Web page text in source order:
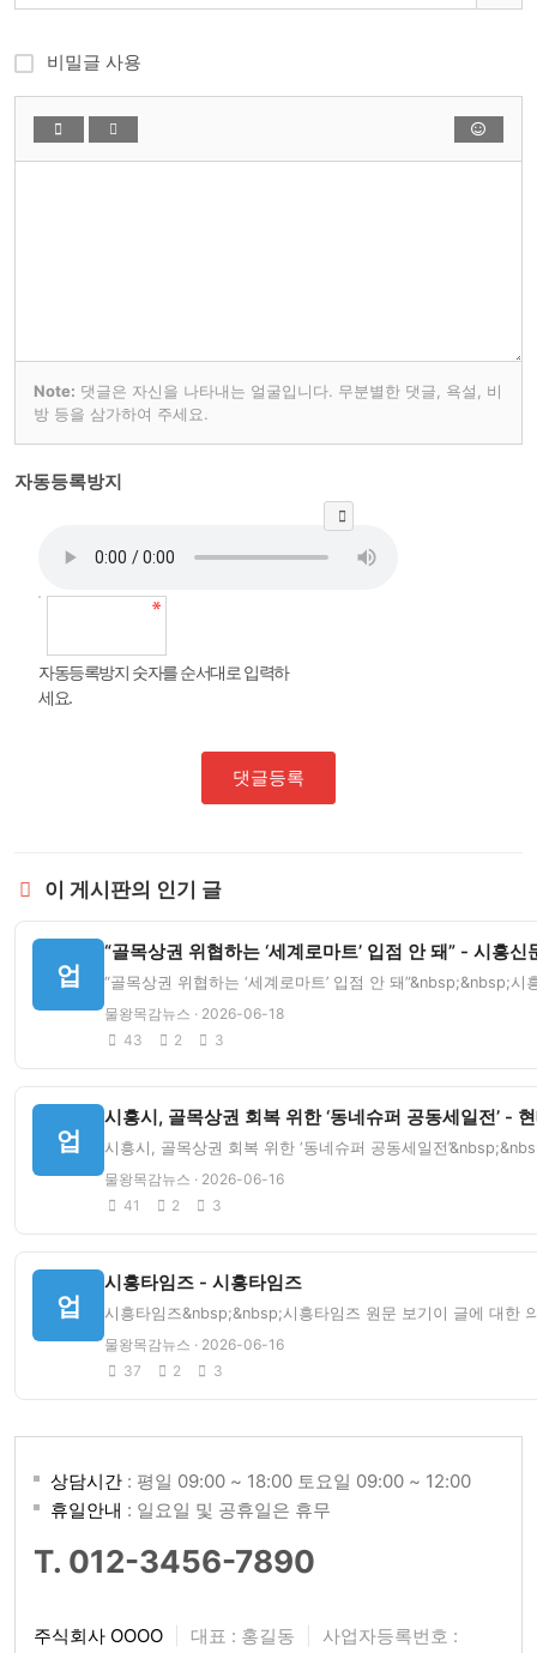
비밀글 사용
Note: 댓글은 자신을 나타내는 얼굴입니다. 무분별한 댓글, 욕설, 비
방 등을 삼가하여 주세요.
자동등록방지
자동등록방지 숫자를 순서대로 입력하
세요.
댓글등록
이 게시판의 인기 글
업
“골목상권 위협하는 ‘세계로마트’ 입점 안 돼” - 시흥신
“골목상권 위협하는 ‘세계로마트’ 입점 안 돼”&nbsp;&nbsp;
물왕목감뉴스 · 2026-06-18
43
2 3
업
시흥시, 골목상권 회복 위한 ‘동네슈퍼 공동세일전’ -
시흥시, 골목상권 회복 위한 ‘동네슈퍼 공동세일전
물왕목감뉴스 · 2026-06-16
41
2 3
업
시흥타임즈 - 시흥타임즈
시흥타임즈&nbsp;&nbsp;시흥타임즈 원문 보기이 글에 대한
물왕목감뉴스 · 2026-06-16
37
2 3
상담시간 : 평일 09:00 ~ 18:00 토요일 09:00 ~ 12:00
휴일안내 : 일요일 및 공휴일은 휴무
T. 012-3456-7890
주식회사 OOOO 대표 : 홍길동 사업자등록번호 :